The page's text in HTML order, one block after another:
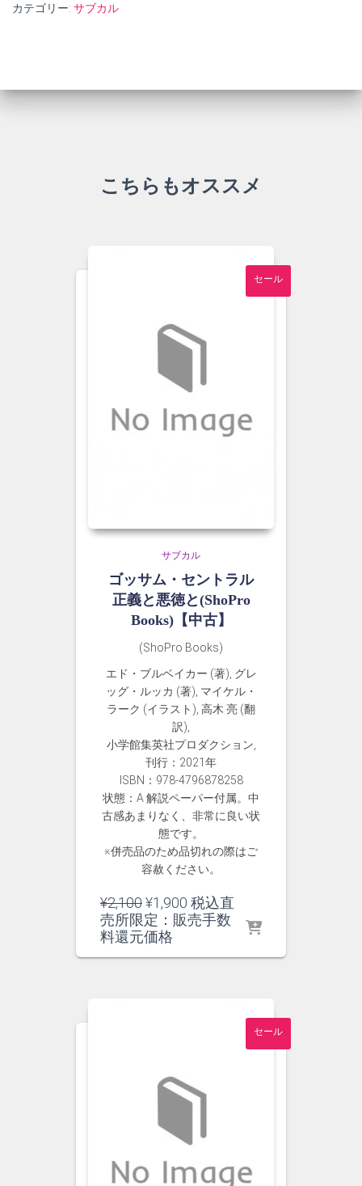
カテゴリー: サブカル
こちらもオススメ
セール
サブカル
ゴッサム・セントラル
正義と悪徳と(ShoPro
Books)【中古】
(ShoPro Books)
エド・ブルベイカー (著), グレ
ッグ・ルッカ (著), マイケル・
ラーク (イラスト), 高木 亮 (翻
訳),
小学館集英社プロダクション,
刊行：2021年
ISBN：978-4796878258
状態：A 解説ペーパー付属。中
古感あまりなく、非常に良い状
態です。
※併売品のため品切れの際はご
容赦ください。
¥2,100元
の
価
¥1,900 現
在
税込直
売所限定：販売手数
料還元価格
セール